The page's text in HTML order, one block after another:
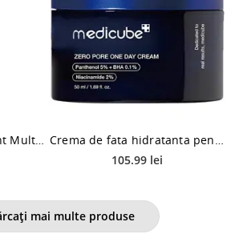
Exfoliant facial hidratant Multi Acids & Retinoid Brightening Sleeping Facial, 50ml, Allies of Skin
Crema de fata hidratanta pentru micsorarea porilor Zero Pore One Day Cream, 50ml, Medicube
105.99 lei
mai multe produse